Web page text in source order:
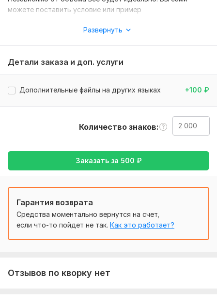
можете поставить условие или пример
как файлом так и текстовым документом.
Тематика: Интернет и технологии,Образование и наука,
Работа, карьера,
Товары и услуги, Туризм и путешествия
Объем услуги в кворке: 2 000 знаков
Развернуть
Детали заказа и доп. услуги
Дополнительные файлы на других языках +100 ₽
Количество знаков
Заказать за 500 ₽
Гарантия возврата
Средства моментально вернутся на счет,
если что-то пойдет не так. Как это работает?
Отзывов по кворку нет